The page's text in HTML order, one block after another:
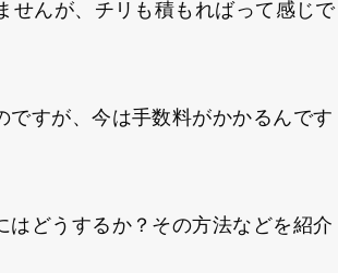
せんが、チリも積もればって感じで
すが、今は手数料がかかるんです
どうするか？その方法などを紹介